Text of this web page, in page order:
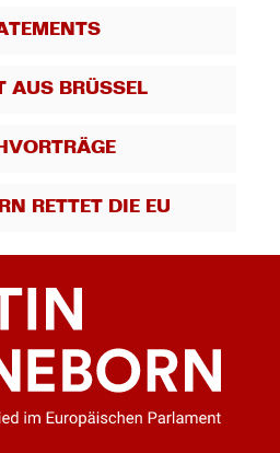
AUS BRÜSSEL
RETTET DIE EU